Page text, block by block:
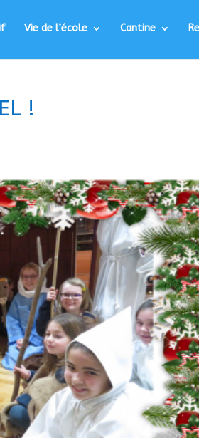
Vie de l’école Cantine
!